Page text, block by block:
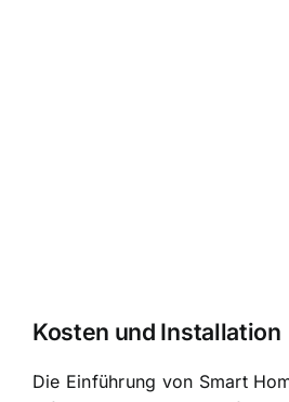
Kosten und Installation
Die Einführung von Smart